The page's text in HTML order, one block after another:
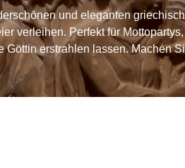
und eleganten
verleihen. Perfekt für
Göttin erstrahlen lassen. Machen